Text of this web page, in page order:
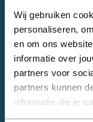
Wij gebruiken
personaliseren,
en om ons
informatie over
partners voor
partners kunnen
informatie die je
verzameld op
Binckhorst, komt
m2 aan bedrijvigheid
jouw universum!
Alles weten over
online hulp bij het